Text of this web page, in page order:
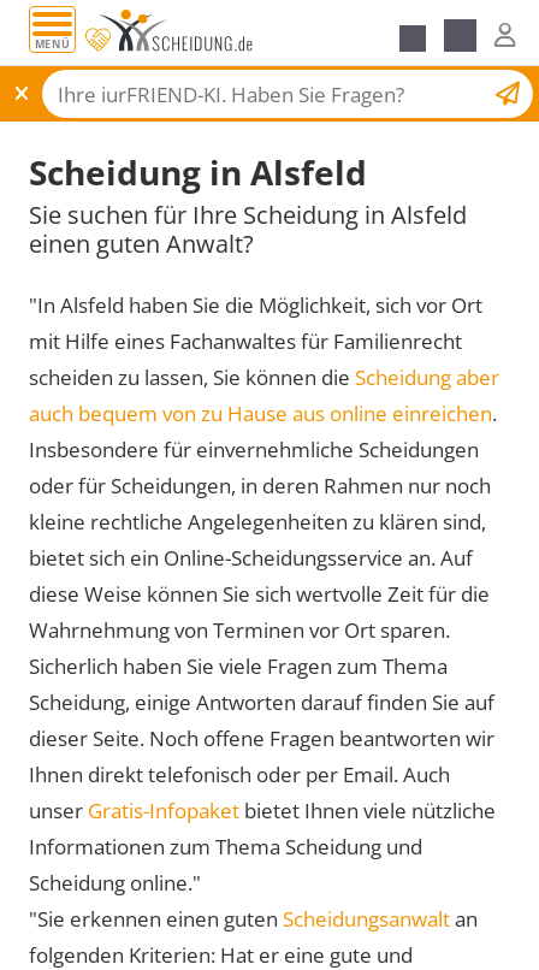
MENÜ
Scheidungsantrag
Scheidung in Alsfeld
Sie suchen für Ihre Scheidung in Alsfeld
einen guten Anwalt?
"In Alsfeld haben Sie die Möglichkeit, sich vor Ort
mit Hilfe eines Fachanwaltes für Familienrecht
scheiden zu lassen, Sie können die Scheidung aber
auch bequem von zu Hause aus online einreichen.
Insbesondere für einvernehmliche Scheidungen
oder für Scheidungen, in deren Rahmen nur noch
kleine rechtliche Angelegenheiten zu klären sind,
bietet sich ein Online-Scheidungsservice an. Auf
diese Weise können Sie sich wertvolle Zeit für die
Wahrnehmung von Terminen vor Ort sparen.
Sicherlich haben Sie viele Fragen zum Thema
Scheidung, einige Antworten darauf finden Sie auf
dieser Seite. Noch offene Fragen beantworten wir
Ihnen direkt telefonisch oder per Email. Auch
unser Gratis-Infopaket bietet Ihnen viele nützliche
Informationen zum Thema Scheidung und
Scheidung online."
"Sie erkennen einen guten Scheidungsanwaltan
folgenden Kriterien: Hat er eine gute und